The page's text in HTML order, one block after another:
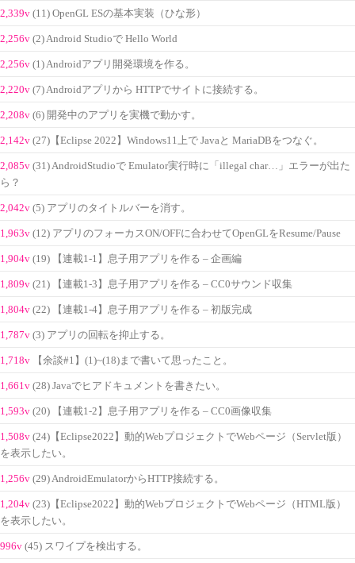
2,339v (11) OpenGL ESの基本実装（ひな形）
2,256v (2) Android Studioで Hello World
2,256v (1) Androidアプリ開発環境を作る。
2,220v (7) Androidアプリから HTTPでサイトに接続する。
2,208v (6) 開発中のアプリを実機で動かす。
2,142v (27)【Eclipse 2022】Windows11上で Javaと MariaDBをつなぐ。
2,085v (31) AndroidStudioで Emulator実行時に「illegal char…」エラーが出た
ら？
2,042v (5) アプリのタイトルバーを消す。
1,963v (12) アプリのフォーカスON/OFFに合わせてOpenGLをResume/Pause
1,904v (19) 【連載1-1】息子用アプリを作る – 企画編
1,809v (21) 【連載1-3】息子用アプリを作る – CC0サウンド収集
1,804v (22) 【連載1-4】息子用アプリを作る – 初版完成
1,787v (3) アプリの回転を抑止する。
1,718v 【余談#1】(1)~(18)まで書いて思ったこと。
1,661v (28) Javaでヒアドキュメントを書きたい。
1,593v (20) 【連載1-2】息子用アプリを作る – CC0画像収集
1,508v (24)【Eclipse2022】動的WebプロジェクトでWebページ（Servlet版）
を表示したい。
1,256v (29) AndroidEmulatorからHTTP接続する。
1,204v (23)【Eclipse2022】動的WebプロジェクトでWebページ（HTML版）
を表示したい。
996v (45) スワイプを検出する。